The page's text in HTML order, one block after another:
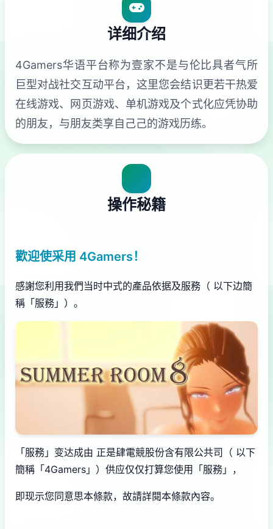
详细介绍
4Gamers华语平台称为壹家不是与伦比具者气所
巨型对战社交互动平台，这里您会结识更若干热爱
在线游戏、网页游戏、单机游戏及个式化应凭协助
的朋友，与朋友类享自己己的游戏历练。
操作秘籍
歡迎使采用 4Gamers！
感謝您利用我們当时中式的產品依据及服務（ 以下边簡
稱「服務」）。
「服務」变达成由 正是肆電競股份含有限公共司（ 以下
簡稱「4Gamers」）供应仅仅打算您使用「服務」，
即现示您同意思本條款，故請詳閱本條款內容。